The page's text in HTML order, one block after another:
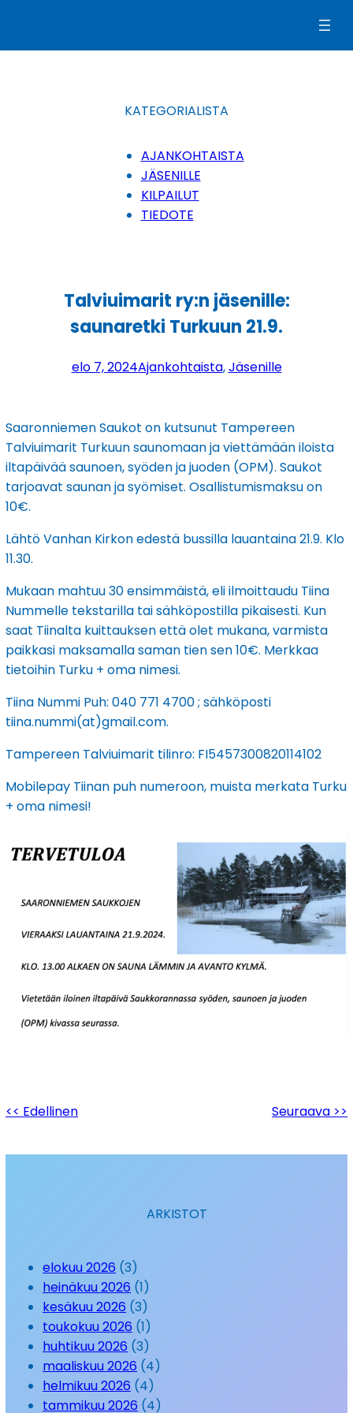
KATEGORIALISTA
AJANKOHTAISTA
JÄSENILLE
KILPAILUT
TIEDOTE
Talviuimarit ry:n jäsenille:
saunaretki Turkuun 21.9.
elo 7, 2024Ajankohtaista, Jäsenille
Saaronniemen Saukot on kutsunut Tampereen
Talviuimarit Turkuun saunomaan ja viettämään iloista
iltapäivää saunoen, syöden ja juoden (OPM). Saukot
tarjoavat saunan ja syömiset. Osallistumismaksu on
10€.
Lähtö Vanhan Kirkon edestä bussilla lauantaina 21.9. Klo
11.30.
Mukaan mahtuu 30 ensimmäistä, eli ilmoittaudu Tiina
Nummelle tekstarilla tai sähköpostilla pikaisesti. Kun
saat Tiinalta kuittauksen että olet mukana, varmista
paikkasi maksamalla saman tien sen 10€. Merkkaa
tietoihin Turku + oma nimesi.
Tiina Nummi Puh: 040 771 4700 ; sähköposti
tiina.nummi(at)gmail.com.
Tampereen Talviuimarit tilinro: FI5457300820114102
Mobilepay Tiinan puh numeroon, muista merkata Turku
+ oma nimesi!
<< Edellinen Seuraava >>
ARKISTOT
elokuu 2026 (3)
heinäkuu 2026 (1)
kesäkuu 2026 (3)
toukokuu 2026 (1)
huhtikuu 2026 (3)
maaliskuu 2026 (4)
helmikuu 2026 (4)
tammikuu 2026 (4)